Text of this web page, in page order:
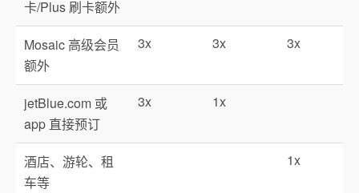
卡/Plus 刷卡额外
Mosaic 高级会员
额外
3x 3x 3x
jetBlue.com 或
app 直接预订
3x 1x
酒店、游轮、租
车等
1x